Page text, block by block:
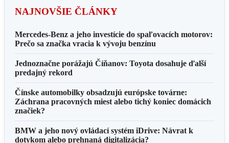
NAJNOVŠIE ČLÁNKY
Mercedes-Benz a jeho investície do spaľovacích motorov:
Prečo sa značka vracia k vývoju benzínu
Jednoznačne porážajú Číňanov: Toyota dosahuje ďalší
predajný rekord
Čínske automobilky obsadzujú európske továrne:
Záchrana pracovných miest alebo tichý koniec domácich
značiek?
BMW a jeho nový ovládací systém iDrive: Návrat k
dotykom alebo prehnaná digitalizácia?